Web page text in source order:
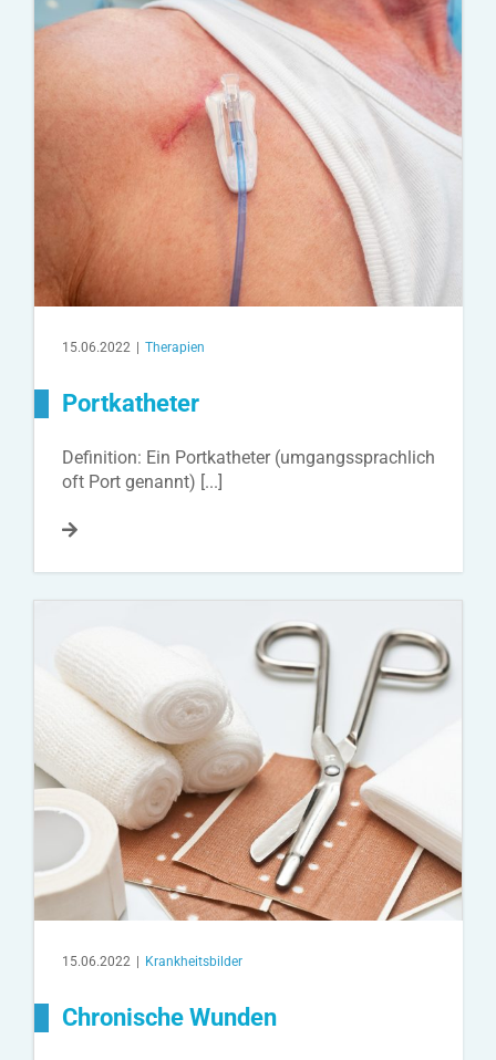
15.06.2022 | Therapien
Portkatheter
Definition: Ein Portkatheter (umgangssprachlich
oft Port genannt) [...]
15.06.2022 Krankheitsbilder
Chronische Wunden